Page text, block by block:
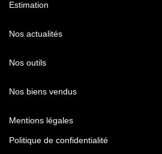
Estimation
Nos actualités
Nos outils
Nos biens vendus
Mentions légales
Politique de confidentialité